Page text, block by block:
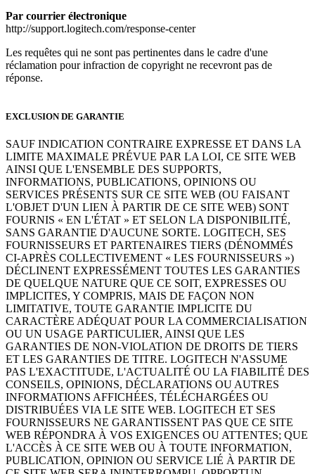
Par courrier électronique
http://support.logitech.com/response-center
Les requêtes qui ne sont pas pertinentes dans le cadre d'une
réclamation pour infraction de copyright ne recevront pas de
réponse.
EXCLUSION DE GARANTIE
SAUF INDICATION CONTRAIRE EXPRESSE ET DANS LA
LIMITE MAXIMALE PRÉVUE PAR LA LOI, CE SITE WEB
AINSI QUE L'ENSEMBLE DES SUPPORTS,
INFORMATIONS, PUBLICATIONS, OPINIONS OU
SERVICES PRÉSENTS SUR CE SITE WEB (OU FAISANT
L'OBJET D'UN LIEN À PARTIR DE CE SITE WEB) SONT
FOURNIS « EN L'ÉTAT » ET SELON LA DISPONIBILITÉ,
SANS GARANTIE D'AUCUNE SORTE. LOGITECH, SES
FOURNISSEURS ET PARTENAIRES TIERS (DÉNOMMÉS
CI-APRÈS COLLECTIVEMENT « LES FOURNISSEURS »)
DÉCLINENT EXPRESSÉMENT TOUTES LES GARANTIES
DE QUELQUE NATURE QUE CE SOIT, EXPRESSES OU
IMPLICITES, Y COMPRIS, MAIS DE FAÇON NON
LIMITATIVE, TOUTE GARANTIE IMPLICITE DU
CARACTÈRE ADÉQUAT POUR LA COMMERCIALISATION
OU UN USAGE PARTICULIER, AINSI QUE LES
GARANTIES DE NON-VIOLATION DE DROITS DE TIERS
ET LES GARANTIES DE TITRE. LOGITECH N'ASSUME
PAS L'EXACTITUDE, L'ACTUALITÉ OU LA FIABILITÉ DES
CONSEILS, OPINIONS, DÉCLARATIONS OU AUTRES
INFORMATIONS AFFICHÉES, TÉLÉCHARGÉES OU
DISTRIBUÉES VIA LE SITE WEB. LOGITECH ET SES
FOURNISSEURS NE GARANTISSENT PAS QUE CE SITE
WEB RÉPONDRA À VOS EXIGENCES OU ATTENTES; QUE
L'ACCÈS À CE SITE WEB OU À TOUTE INFORMATION,
PUBLICATION, OPINION OU SERVICE LIÉ À PARTIR DE